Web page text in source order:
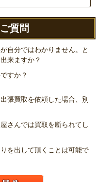
質問
自分ではわかりません。と
来ますか？
すか？
張買取を依頼した場合、別
さんでは買取を断られてし
を出して頂くことは可能で